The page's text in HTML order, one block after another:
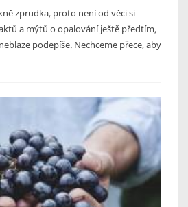
zprudka, proto není od věci si
a mýtů o opalování ještě předtím,
podepíše. Nechceme přece, aby